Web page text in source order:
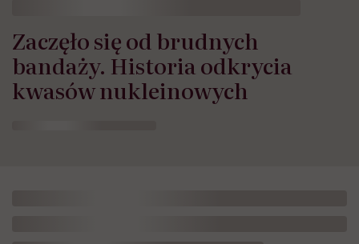
Zaczęło się od brudnych
bandaży. Historia odkrycia
kwasów nukleinowych